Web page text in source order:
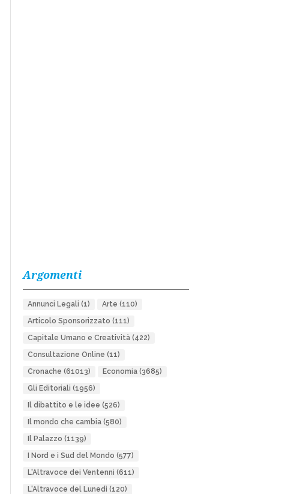
Argomenti
Annunci Legali (1) Arte (110)
Articolo Sponsorizzato (111)
Capitale Umano e Creatività(422)
Consultazione Online (11)
Cronache (61013) Economia(3685)
Gli Editoriali (1956)
Il dibattito e le idee (526)
Il mondo che cambia(580)
Il Palazzo (1139)
I Nord e i Sud del Mondo (577)
L'Altravoce dei Ventenni (611)
L'Altravoce del Lunedì (120)